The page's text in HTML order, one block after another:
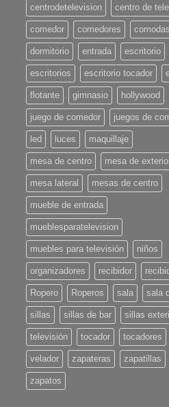
centrodetelevision centro de
comedor comedores
dormitorio entrada escritorio
escritorios escritorio tocador
flotante gimnasio hollywood
juego de comedor juegos de
led luces maquillaje
mesa de centro mesa de
mesa lateral mesas de centro
mueble de entrada
mueblesparatelevision
muebles para televisión niños
organizadores recibidor
Ropero Roperos sala sala
sillas sillas de bar sillas
televisión tocador tocadores
velador zapateras zapatillas
zapatos